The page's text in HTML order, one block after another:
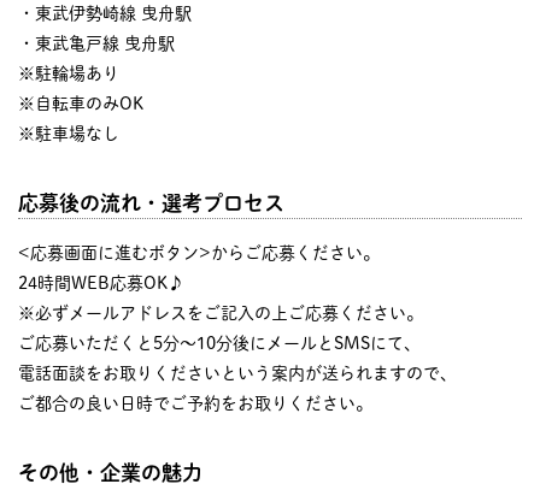
・東武伊勢崎線 曳舟駅
・東武亀戸線 曳舟駅
※駐輪場あり
※自転車のみOK
※駐車場なし
応募後の流れ・選考プロセス
<応募画面に進むボタン>からご応募ください。
24時間WEB応募OK♪
※必ずメールアドレスをご記入の上ご応募ください。
ご応募いただくと5分～10分後にメールとSMSにて、
電話面談をお取りくださいという案内が送られますので、
ご都合の良い日時でご予約をお取りください。
その他・企業の魅力